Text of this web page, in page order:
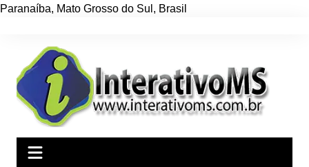
Paranaíba, Mato Grosso do Sul , Brasil
conteúdo